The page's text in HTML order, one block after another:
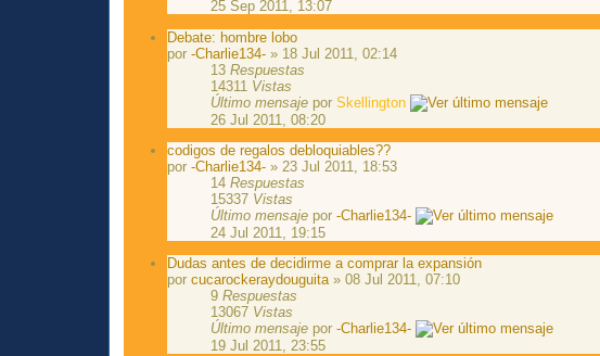
25 Sep 2011, 13:07
Debate: hombre lobo
por-Charlie134- » 18 Jul 2011, 02:14
13Respuestas
14311 Vistas
Último mensaje porSkellington
26 Jul 2011, 08:20
codigos de regalos debloquiables??
por-Charlie134- » 23 Jul 2011, 18:53
14Respuestas
15337 Vistas
Último mensaje por-Charlie134-
24 Jul 2011, 19:15
Dudas antes de decidirme a comprar la expansión
porcucarockeraydouguita» 08 Jul 2011, 07:10
9Respuestas
13067 Vistas
Último mensaje por-Charlie134-
19 Jul 2011, 23:55